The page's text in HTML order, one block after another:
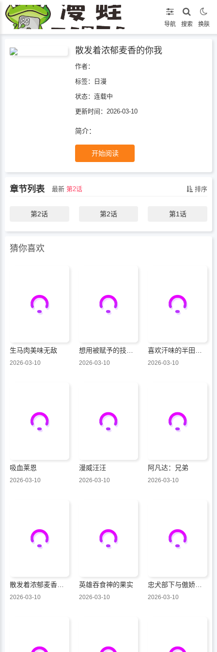
导航 搜索 换肤
散发着浓郁麦香的你我
作者：
标签： 日漫
状态： 连载中
更新时间：2026-03-10
简介：
开始阅读
章节列表 最新 第2话 排序
第2话 第2话 第1话
猜你喜欢
生马肉美味无敌
2026-03-10
想用被赋予的技能挣钱和异国美女们一起嬉戏
2026-03-10
喜欢汗味的半田同学正渴望品鉴
2026-03-10
吸血莱恩
2026-03-10
漫威汪汪
2026-03-10
阿凡达：兄弟
2026-03-10
散发着浓郁麦香的你我
2026-03-10
英雄吞食神的果实
2026-03-10
忠犬部下与傲娇少尉
2026-03-10